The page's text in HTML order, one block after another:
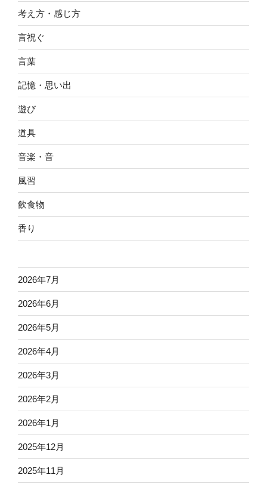
考え方・感じ方
言祝ぐ
言葉
記憶・思い出
遊び
道具
音楽・音
風習
飲食物
香り
2026年7月
2026年6月
2026年5月
2026年4月
2026年3月
2026年2月
2026年1月
2025年12月
2025年11月